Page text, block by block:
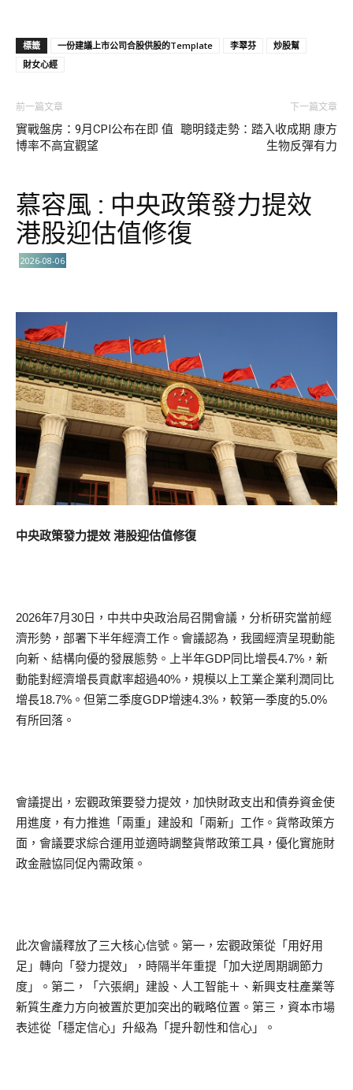
標籤 一份建議上市公司合股供股的Template 李翠芬
炒股幫
財女心經
前一篇文章
實戰盤房：9月CPI公布在即 值
博率不高宜觀望
下一篇文章
聰明錢走勢：踏入收成期 康方
生物反彈有力
慕容風 : 中央政策發力提效
港股迎估值修復
2026-08-06
中央政策發力提效 港股迎估值修復
2026年7月30日，中共中央政治局召開會議，分析研究當前經
濟形勢，部署下半年經濟工作。會議認為，我國經濟呈現動能
向新、結構向優的發展態勢。上半年GDP同比增長4.7%，新
動能對經濟增長貢獻率超過40%，規模以上工業企業利潤同比
增長18.7%。但第二季度GDP增速4.3%，較第一季度的5.0%
有所回落。
會議提出，宏觀政策要發力提效，加快財政支出和債券資金使
用進度，有力推進「兩重」建設和「兩新」工作。貨幣政策方
面，會議要求綜合運用並適時調整貨幣政策工具，優化實施財
政金融協同促內需政策。
此次會議釋放了三大核心信號。第一，宏觀政策從「用好用
足」轉向「發力提效」，時隔半年重提「加大逆周期調節力
度」。第二，「六張網」建設、人工智能＋、新興支柱產業等
新質生產力方向被置於更加突出的戰略位置。第三，資本市場
表述從「穩定信心」升級為「提升韌性和信心」。